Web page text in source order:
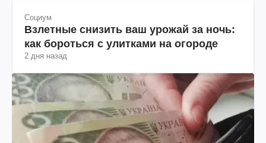
Социум
Взлетные снизить ваш урожай за ночь:
как бороться с улитками на огороде
2 дня назад